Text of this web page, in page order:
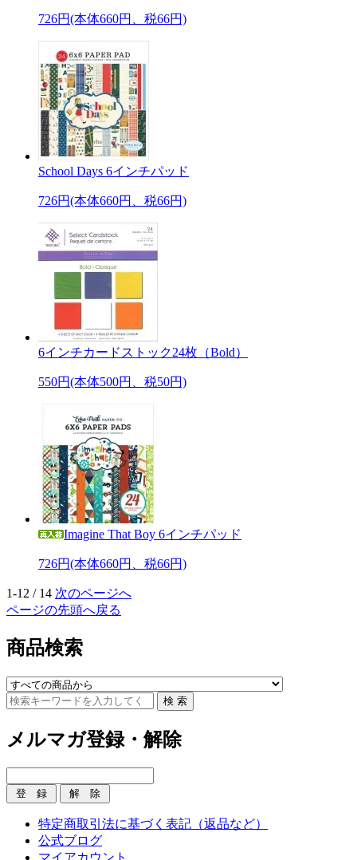
726円(本体660円、税66円)
School Days 6インチパッド
726円(本体660円、税66円)
6インチカードストック24枚（Bold）
550円(本体500円、税50円)
Imagine That Boy 6インチパッド
726円(本体660円、税66円)
1-12 / 14 次のページへ
ページの先頭へ戻る
商品検索
メルマガ登録・解除
特定商取引法に基づく表記（返品など）
公式ブログ